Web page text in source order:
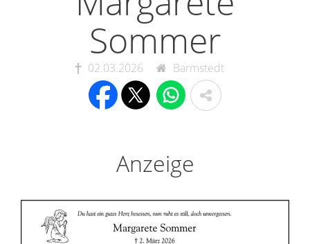
Sommer
02.03.2026 Barmstedt
Anzeige